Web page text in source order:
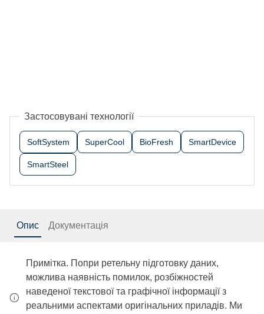
Застосовувані технології
SoftSystem SuperCool BioFresh SmartDevice
SmartSteel
Опис Документація
Примітка. Попри ретельну підготовку даних,
можлива наявність помилок, розбіжностей
наведеної текстової та графічної інформації з
реальними аспектами оригінальних приладів. Ми